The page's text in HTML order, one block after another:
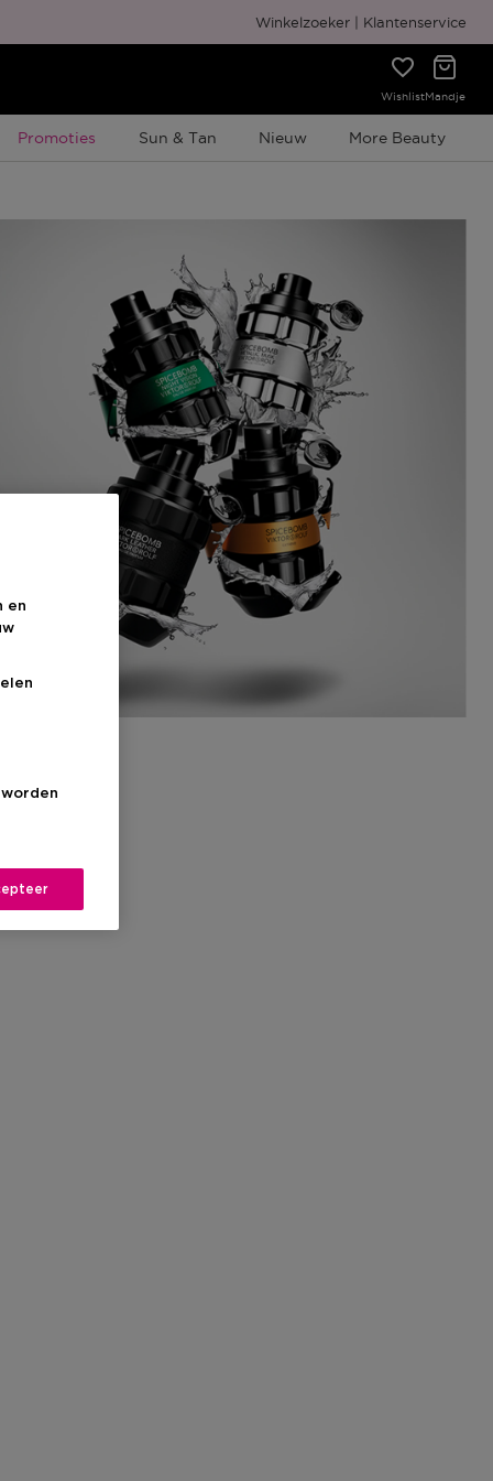
Gratis cadeauverpakking
Winkelzoeker Klantenservice
WishlistMandje
Tijdelijke Promotie
Promoties Sun & Tan Nieuw More Beauty
en